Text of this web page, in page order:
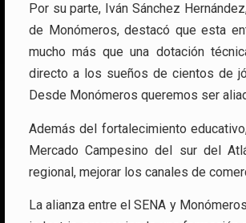
Por su parte, Iván Sánchez
de Monómeros, destacó que esta
mucho más que una dotación
directo a los sueños de cientos de
Desde Monómeros queremos ser
Además del fortalecimiento
Mercado Campesino del sur del
regional, mejorar los canales de
La alianza entre el SENA y